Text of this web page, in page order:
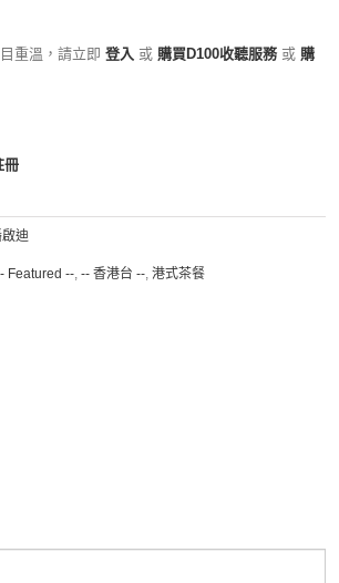
重溫，請立即 登入 或 購買D100收聽服務 或 購
冊
迪
Featured --, -- 香港台 --, 港式茶餐